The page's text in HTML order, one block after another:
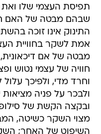
תפיסת העצמי שלו ואת
שבהם מבטה של האם
התינוק אינו זוכה
אמת לשקר בחוויית
מבטה של אם
חוויה של עצמי נטוש
וחרד מדי, ולפיכך
ולבכר על פניה
ובקצה הקשת של
מצוי השקר כשיטה,
השיפוט של האחר;